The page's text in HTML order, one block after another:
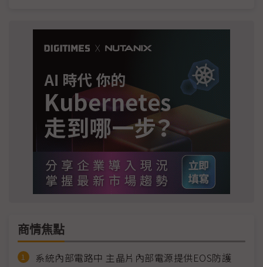
商情焦點
系統內部電路中 主晶片內部電源提供EOS防護